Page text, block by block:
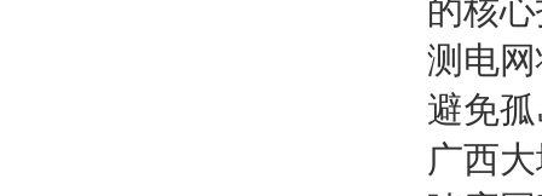
的核
测电
避免
广西